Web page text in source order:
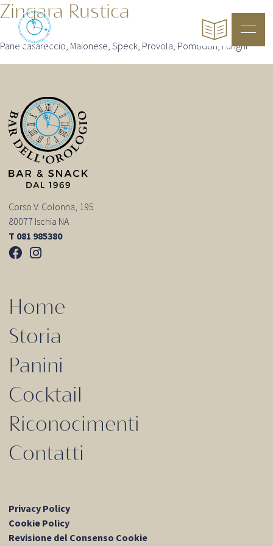
Zingara Rustica
Pane casareccio, Maionese, Speck, Provola, Pomodori, Funghi
Corso V. Colonna, 195
80077 Ischia NA
T 081 985380
Home
Storia
Panini
Cocktail
Riconocimenti
Contatti
Privacy Policy
Cookie Policy
Revisione del Consenso Cookie